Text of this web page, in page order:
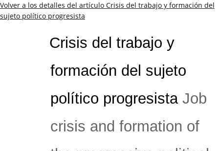
Volver a los detalles del artículo Crisis del trabajo y formación del
sujeto político progresista